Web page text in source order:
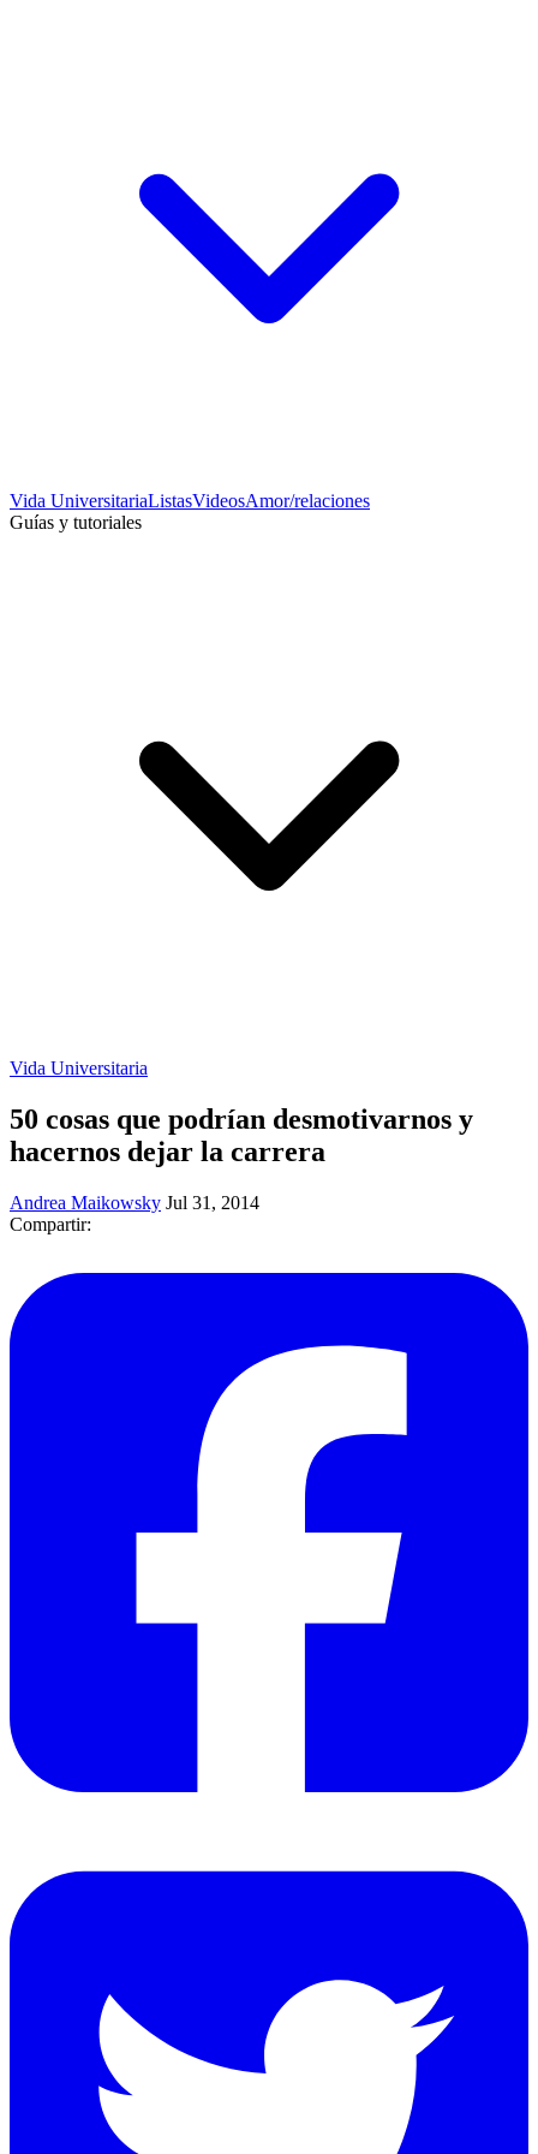
Vida UniversitariaListasVideosAmor/relaciones
Guías y tutoriales
Vida Universitaria
50 cosas que podrían desmotivarnos y
hacernos dejar la carrera
Andrea Maikowsky Jul 31, 2014
Compartir: